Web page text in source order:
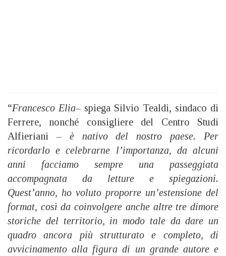
“Francesco Elia– spiega Silvio Tealdi, sindaco di
Ferrere, nonché consigliere del Centro Studi
Alfieriani – è nativo del nostro paese. Per
ricordarlo e celebrarne l’importanza, da alcuni
anni facciamo sempre una passeggiata
accompagnata da letture e spiegazioni.
Quest’anno, ho voluto proporre un’estensione del
format, così da coinvolgere anche altre tre dimore
storiche del territorio, in modo tale da dare un
quadro ancora più strutturato e completo, di
avvicinamento alla figura di un grande autore e